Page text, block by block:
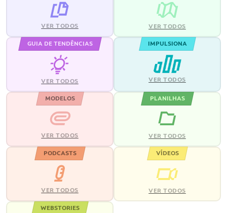
VER TODOS VER TODOS
GUIA DE TENDÊNCIAS
VER TODOS
IMPULSIONA
VER TODOS
MODELOS
VER TODOS
PLANILHAS
VER TODOS
PODCASTS
VER TODOS
VÍDEOS
VER TODOS
WEBSTORIES